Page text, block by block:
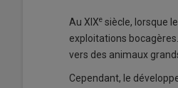
Au XIXe siècle, lorsque
exploitations
vers des animaux
Cependant, le